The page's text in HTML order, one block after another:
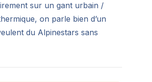
sur un gant urbain /
on parle bien d’un
du Alpinestars sans